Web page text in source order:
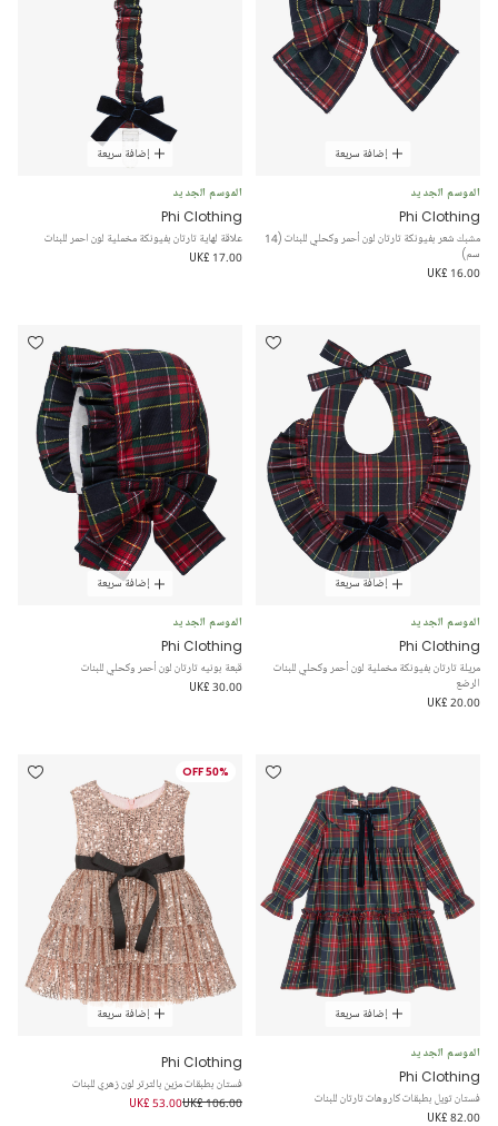
إضافة سريعة
الموسم الجديد
Phi Clothing
مشبك شعر بفيونكة تارتان لون أحمر وكحلي للبنات (14
سم)
UK£ 16.00
إضافة سريعة
الموسم الجديد
Phi Clothing
علاقة لهاية تارتان بفيونكة مخملية لون احمر للبنات
UK£ 17.00
إضافة سريعة
الموسم الجديد
Phi Clothing
مريلة تارتان بفيونكة مخملية لون أحمر وكحلي للبنات
الرضع
UK£ 20.00
إضافة سريعة
الموسم الجديد
Phi Clothing
قبعة بونيه تارتان لون أحمر وكحلي للبنات
UK£ 30.00
إضافة سريعة
الموسم الجديد
Phi Clothing
فستان تويل بطبقات كاروهات تارتان للبنات
UK£ 82.00
50% OFF
إضافة سريعة
Phi Clothing
فستان بطبقات مزين بالترتر لون زهري للبنات
UK£ 106.00
UK£ 53.00